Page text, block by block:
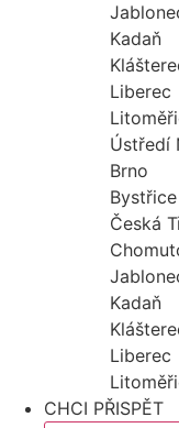
Kadaň
Liberec
Ústředí
Brno
Česká
Kadaň
Liberec
CHCI PŘISPĚT